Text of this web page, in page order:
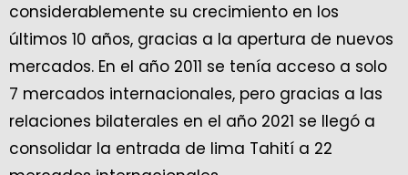
considerablemente su crecimiento en los
últimos 10 años, gracias a la apertura de nuevos
mercados. En el año 2011 se tenía acceso a solo
7 mercados internacionales, pero gracias a las
relaciones bilaterales en el año 2021 se llegó a
consolidar la entrada de lima Tahití a 22